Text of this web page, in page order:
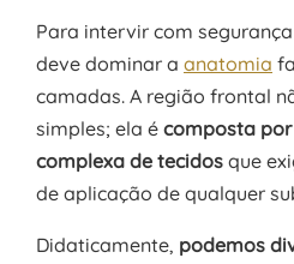
Para intervir com
deve dominar a anatomia
camadas. A região frontal
simples; ela é composta
complexa de tecidos que
de aplicação de qualquer
Didaticamente, podemos